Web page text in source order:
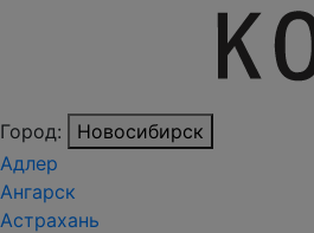
Город:
Новосибирск
Адлер
Ангарск
Астрахань